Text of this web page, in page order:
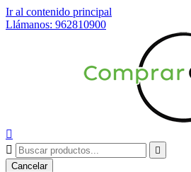
Ir al contenido principal
Llámanos: 962810900



Cancelar